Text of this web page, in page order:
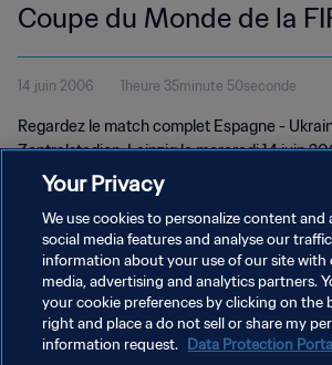
Coupe du Monde de la
Allemagne 2006™ |
14 juin 2006 1heure 35minute 50seconde
Regardez le match complet Espagne -
Zentralstadion, Leipzig le mercredi 14 juin
POLITIQUE DE CONFIDENTIALITÉ
CONDITIONS D'UTILISATION
Your Privacy
We use cookies to personalize content and
social media features and analyse our
information about your use of our site with
media, advertising and analytics partners.
your cookie preferences by clicking on the
right and place a do not sell or share my
information request. Data Protection